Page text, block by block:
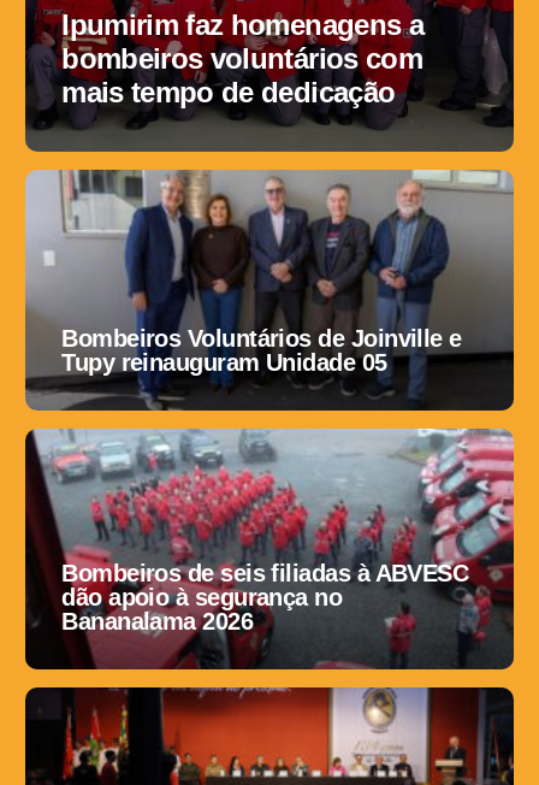
Ipumirim faz homenagens a
bombeiros voluntários com
mais tempo de dedicação
Bombeiros Voluntários de Joinville e
Tupy reinauguram Unidade 05
Bombeiros de seis filiadas à ABVESC
dão apoio à segurança no
Bananalama 2026